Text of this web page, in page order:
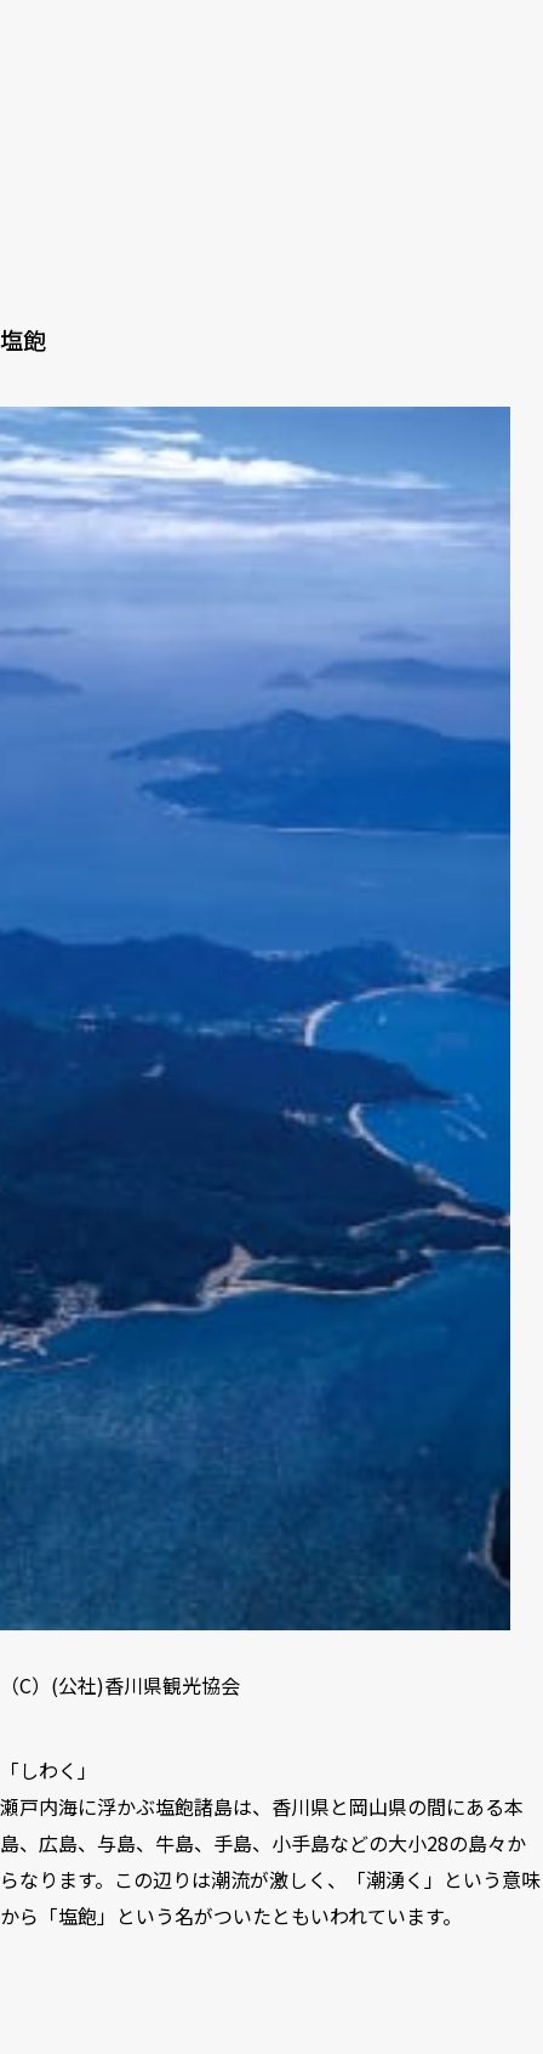
塩飽
（C）(公社)香川県観光協会
「しわく」
瀬戸内海に浮かぶ塩飽諸島は、香川県と岡山県の間にある本
島、広島、与島、牛島、手島、小手島などの大小28の島々か
らなります。この辺りは潮流が激しく、「潮湧く」という意味
から「塩飽」という名がついたともいわれています。